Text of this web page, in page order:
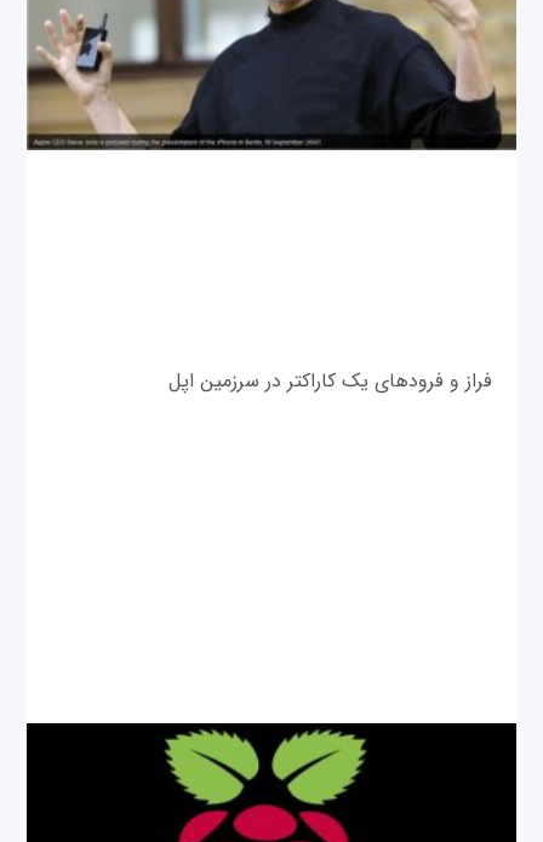
فراز و فرودهای یک کاراکتر در سرزمین اپل